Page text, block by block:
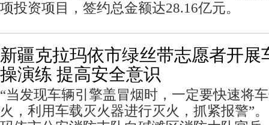
项投资项目，签约总金额达28.16亿元。
新疆克拉玛依市绿丝带志愿者开展
操演练 提高安全意识
“当发现车辆引擎盖冒烟时，一定要快速将
火，利用车载灭火器进行灭火，抓紧报警”